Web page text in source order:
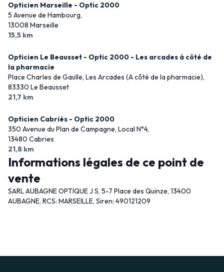
Opticien Marseille - Optic 2000
5 Avenue de Hambourg,
13008 Marseille
15,5 km
Opticien Le Beausset - Optic 2000 - Les arcades à côté de
la pharmacie
Place Charles de Gaulle, Les Arcades (A côté de la pharmacie),
83330 Le Beausset
21,7 km
Opticien Cabriès - Optic 2000
350 Avenue du Plan de Campagne, Local N°4,
13480 Cabries
21,8 km
Informations légales de ce point de
vente
SARL AUBAGNE OPTIQUE J S, 5-7 Place des Quinze, 13400
AUBAGNE, RCS: MARSEILLE, Siren: 490121209